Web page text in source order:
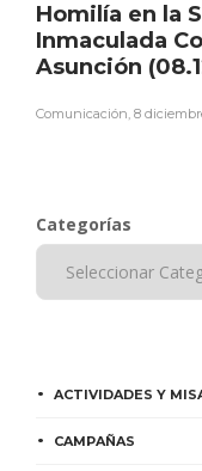
Homilía en la
Inmaculada
Asunción
Comunicación, 8
Categorías
ACTIVIDADES Y
CAMPAÑAS